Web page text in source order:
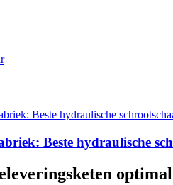
Beste hydraulische